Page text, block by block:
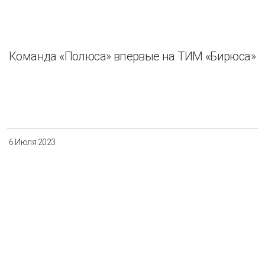
Команда «Полюса» впервые на ТИМ «Бирюса»
6 Июля 2023